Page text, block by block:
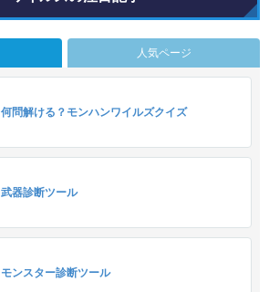
人気ページ
何問解ける？モンハンワイルズクイズ
武器診断ツール
モンスター診断ツール